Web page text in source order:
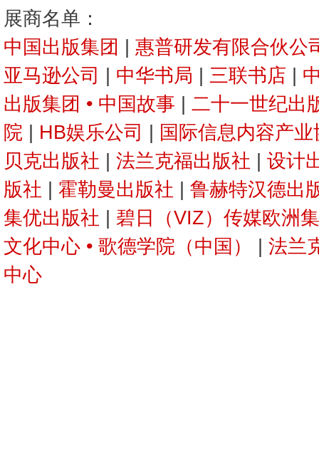
展商名单：
中国出版集团
惠普研发有限合伙公
亚马逊公司
中华书局 三联书店
出版集团 • 中国故事
二十一世纪出
院
HB娱乐公司
国际信息内容产业
贝克出版社
法兰克福出版社
设计
版社
霍勒曼出版社
鲁赫特汉德出
集优出版社
碧日（VIZ）传媒欧洲
文化中心 • 歌德学院（中国）
法兰
中心